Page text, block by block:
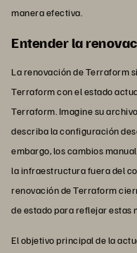
manera efectiva.
Entender la
La renovación de Terraform
Terraform con el estado
Terraform. Imagine su
describa la configuración
embargo, los cambios
la infraestructura fuera del
renovación de Terraform
de estado para reflejar estas
El objetivo principal de la